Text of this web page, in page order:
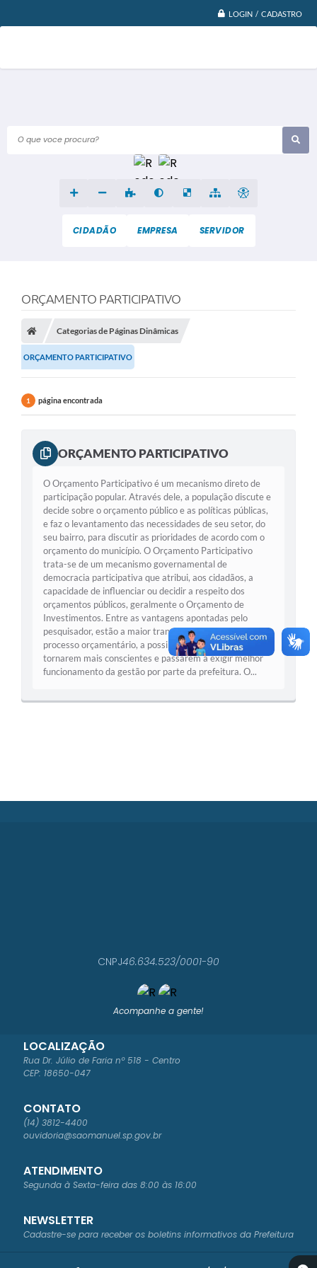
LOGIN / CADASTRO
O que voce procura?
CIDADÃO EMPRESA SERVIDOR
ORÇAMENTO PARTICIPATIVO
Categorias de Páginas Dinâmicas
ORÇAMENTO PARTICIPATIVO
1 página encontrada
ORÇAMENTO PARTICIPATIVO
O Orçamento Participativo é um mecanismo direto de
participação popular. Através dele, a população discute e
decide sobre o orçamento público e as políticas públicas,
e faz o levantamento das necessidades de seu setor, do
seu bairro, para discutir as prioridades de acordo com o
orçamento do município. O Orçamento Participativo
trata-se de um mecanismo governamental de
democracia participativa que atribui, aos cidadãos, a
capacidade de influenciar ou decidir a respeito dos
orçamentos públicos, geralmente o Orçamento de
Investimentos. Entre as vantagens apontadas pelo
pesquisador, estão a maior transparência sobre o
processo orçamentário, a possibilidade de os cidadãos se
tornarem mais conscientes e passarem a exigir melhor
funcionamento da gestão por parte da prefeitura. O...
Acompanhe a gente!
LOCALIZAÇÃO
Rua Dr. Júlio de Faria nº 518 - Centro
CEP: 18650-047
CONTATO
(14) 3812-4400
ouvidoria@saomanuel.sp.gov.br
ATENDIMENTO
Segunda à Sexta-feira das 8:00 às 16:00
CNPJ46.634.523/0001-90
NEWSLETTER
Cadastre-se para receber os boletins informativos da Prefeitura